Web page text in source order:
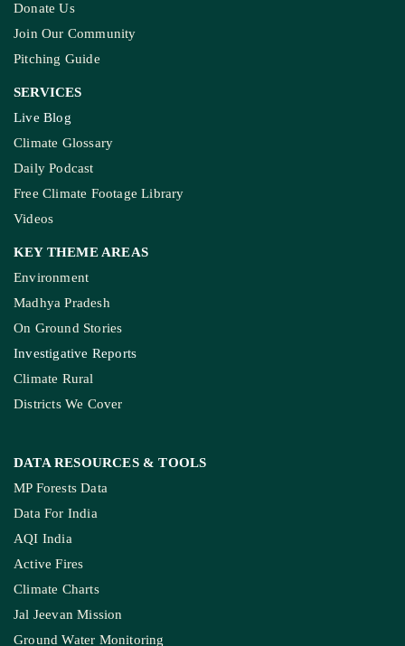
Donate Us
Join Our Community
Pitching Guide
SERVICES
Live Blog
Climate Glossary
Daily Podcast
Free Climate Footage Library
Videos
KEY THEME AREAS
Environment
Madhya Pradesh
On Ground Stories
Investigative Reports
Climate Rural
Districts We Cover
DATA RESOURCES & TOOLS
MP Forests Data
Data For India
AQI India
Active Fires
Climate Charts
Jal Jeevan Mission
Ground Water Monitoring